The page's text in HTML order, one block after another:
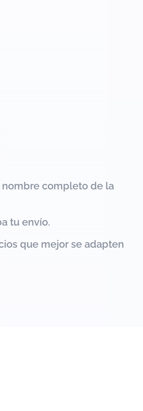
completo de la
tu envío.
que mejor se adapten